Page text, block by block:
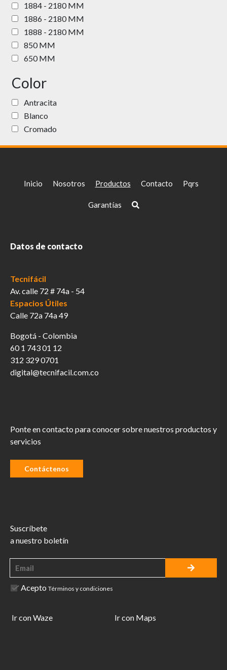
1884 - 2180 MM
1886 - 2180 MM
1888 - 2180 MM
850 MM
650 MM
Color
Antracita
Blanco
Cromado
Inicio Nosotros Productos Contacto Pqrs
Garantías
Datos de contacto
Tecnifácil
Av. calle 72 # 74a - 54
Espacios Útiles
Calle 72a 74a 49
Bogotá - Colombia
60 1 743 01 12
312 329 0701
digital@tecnifacil.com.co
Ponte en contacto para conocer sobre nuestros productos y
servicios
Contáctenos
Suscríbete
a nuestro boletín
Acepto Términos y condiciones
Ir con Waze Ir con Maps